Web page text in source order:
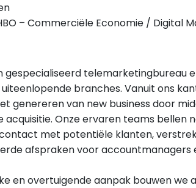
– Commerciële Economie / Digital
gespecialiseerd telemarketingbureau
branches. Vanuit ons
genereren van new business door
acquisitie. Onze ervaren teams bellen
met potentiële klanten,
afspraken voor accountmanagers
en overtuigende aanpak bouwen we